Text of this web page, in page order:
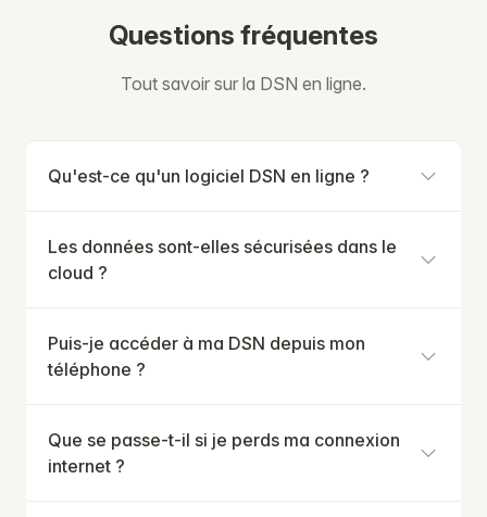
Questions fréquentes
Tout savoir sur la DSN en ligne.
Qu'est-ce qu'un logiciel DSN en ligne ?
Les données sont-elles sécurisées dans le
cloud ?
Puis-je accéder à ma DSN depuis mon
téléphone ?
Que se passe-t-il si je perds ma connexion
internet ?